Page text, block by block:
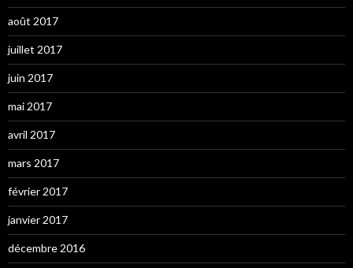
août 2017
juillet 2017
juin 2017
mai 2017
avril 2017
mars 2017
février 2017
janvier 2017
décembre 2016